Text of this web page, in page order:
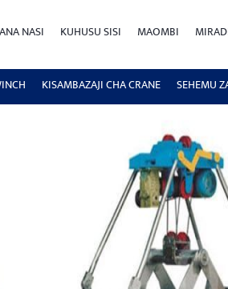
NASI KUHUSU SISI MAOMBI
KISAMBAZAJI CHA CRANE SEHEMU